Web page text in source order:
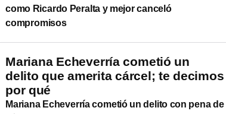
como Ricardo Peralta y mejor canceló
compromisos
Mariana Echeverría cometió un
delito que amerita cárcel; te decimos
por qué
Mariana Echeverría cometió un delito con pena de